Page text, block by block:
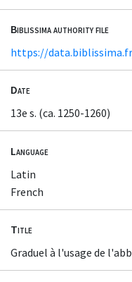
Biblissima authority file
https://
Date
13e s. (ca. 1250-1260)
Language
Latin
French
Title
Graduel à l'usage de